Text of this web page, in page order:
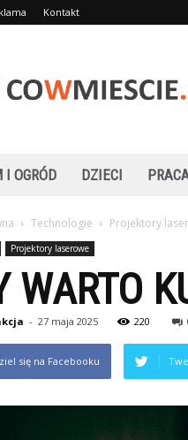
Kontakt
I OGRÓD DZIECI
Technologie Projektory
Projektory laserowe
WARTO
- 27 maja 2025 220
się na Facebooku